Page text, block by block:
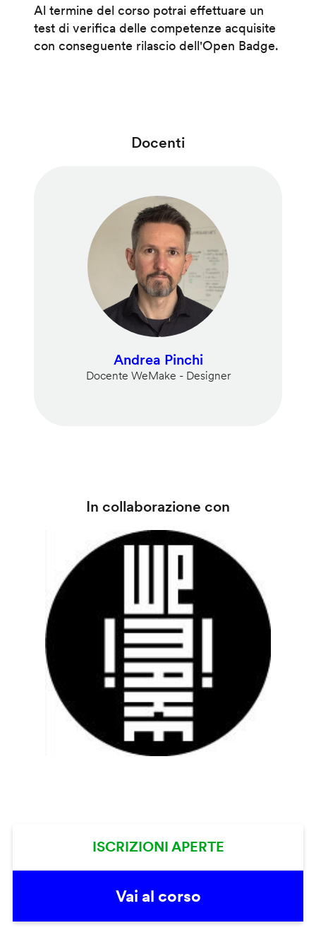
Al termine del corso potrai effettuare un
test di verifica delle competenze acquisite
con conseguente rilascio dell'Open Badge.
Docenti
Andrea Pinchi
Docente WeMake - Designer
In collaborazione con
ISCRIZIONI APERTE
Vai al corso